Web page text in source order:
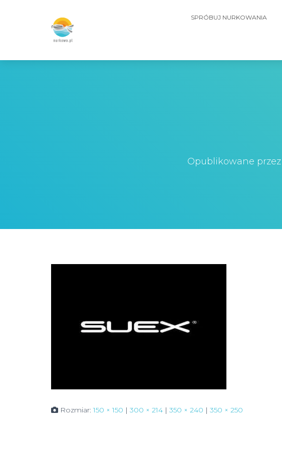
SPRÓBUJ NURKOWANIA
Opublikowane przez
Rozmiar:150 × 150 | 300 × 214 | 350 × 240 | 350 × 250